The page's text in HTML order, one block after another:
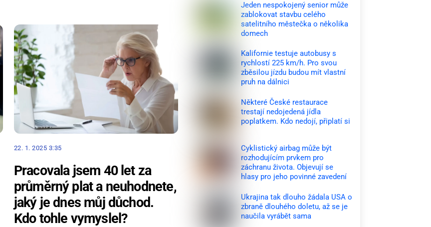
22. 1. 2025 3:35
Pracovala jsem 40 let za
průměrný plat a neuhodnete,
jaký je dnes můj důchod.
Kdo tohle vymyslel?
Jeden nespokojený senior může
zablokovat stavbu celého
satelitního městečka o několika
domech
Kalifornie testuje autobusy s
rychlostí 225 km/h. Pro svou
zběsilou jízdu budou mít vlastní
pruh na dálnici
Některé České restaurace
trestají nedojedená jídla
poplatkem. Kdo nedojí, připlatí si
Cyklistický airbag může být
rozhodujícím prvkem pro
záchranu života. Objevují se
hlasy pro jeho povinné zavedení
Ukrajina tak dlouho žádala USA o
zbraně dlouhého doletu, až se je
naučila vyrábět sama